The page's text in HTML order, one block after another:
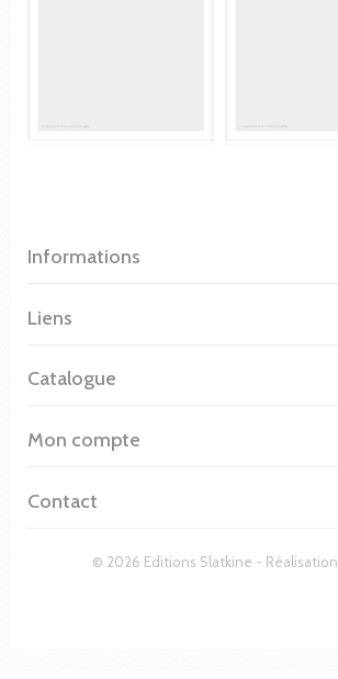
Informations
© 2026 Editions Slatkine - Réalisation
Liens
Catalogue
Mon compte
Contact